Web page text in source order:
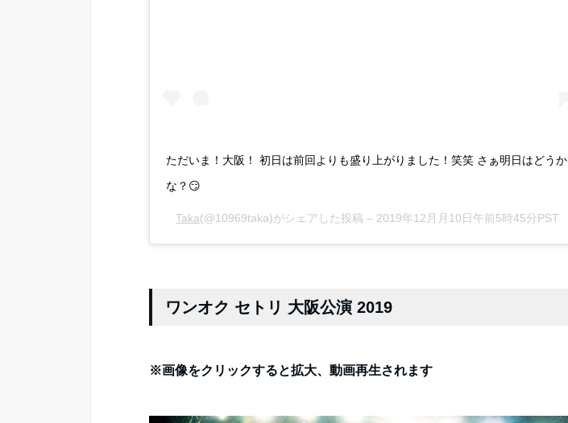
ただいま！大阪！ 初日は前回よりも盛り上がりました！笑笑 さぁ明日はどうか
な？😏
Taka(@10969taka)がシェアした投稿 – 2019年12月月10日午前5時45分PST
ワンオク セトリ 大阪公演 2019
※画像をクリックすると拡大、動画再生されます